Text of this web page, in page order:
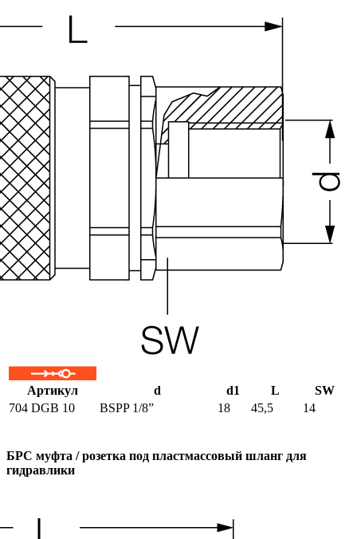
Артикул d d1 L
SW
704 DGB 10
BSPP 1/8” 18 45,5 14
БРС муфта / розетка под пластмассовый шланг для
гидравлики